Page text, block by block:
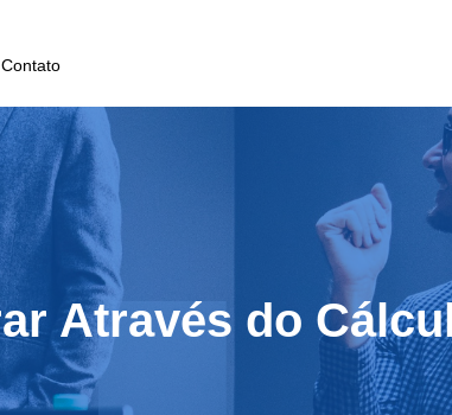
Contato
Através do